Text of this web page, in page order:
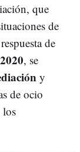
que
de
de
2020, se
y
de ocio
los